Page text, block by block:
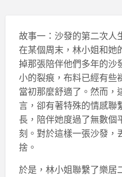
故事一：沙發的第二次人
在某個周末，林小姐和她
掉那張陪伴他們多年的沙
小的裂痕，布料已經有些
當初那麼舒適了。然而，
言，卻有著特殊的情感聯
長，陪伴她度過了無數個
刻。對於這樣一張沙發，
捨。
於是，林小姐聯繫了樂居